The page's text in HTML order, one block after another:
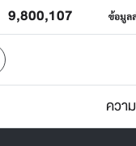
9,800,107 ข้อมูล
ควา